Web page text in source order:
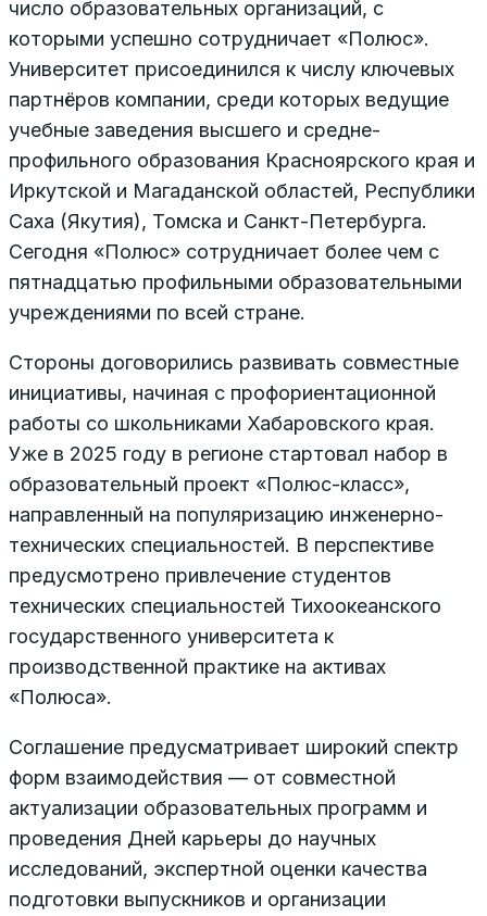
число образовательных организаций, с
которыми успешно сотрудничает «Полюс».
Университет присоединился к числу ключевых
партнёров компании, среди которых ведущие
учебные заведения высшего и средне-
профильного образования Красноярского края и
Иркутской и Магаданской областей, Республики
Саха (Якутия), Томска и Санкт-Петербурга.
Сегодня «Полюс» сотрудничает более чем с
пятнадцатью профильными образовательными
учреждениями по всей стране.
Стороны договорились развивать совместные
инициативы, начиная с профориентационной
работы со школьниками Хабаровского края.
Уже в 2025 году в регионе стартовал набор в
образовательный проект «Полюс-класс»,
направленный на популяризацию инженерно-
технических специальностей. В перспективе
предусмотрено привлечение студентов
технических специальностей Тихоокеанского
государственного университета к
производственной практике на активах
«Полюса».
Соглашение предусматривает широкий спектр
форм взаимодействия — от совместной
актуализации образовательных программ и
проведения Дней карьеры до научных
исследований, экспертной оценки качества
подготовки выпускников и организации